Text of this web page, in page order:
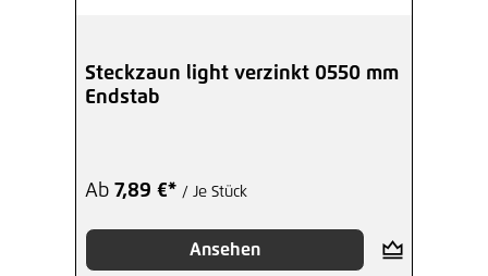
Steckzaun light verzinkt 0550 mm
Endstab
Ab 7,89 €* / Je Stück
Ansehen